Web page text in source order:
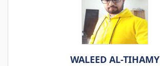
WALEED AL-TIHAMY